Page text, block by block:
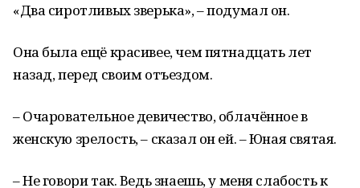
«Два сиротливых зверька», – подумал он.
Она была ещё красивее, чем пятнадцать лет
назад, перед своим отъездом.
– Очаровательное девичество, облачённое в
женскую зрелость, – сказал он ей. – Юная святая.
– Не говори так. Ведь знаешь, у меня слабость к